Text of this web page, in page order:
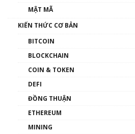
00:43:47
như thể nào?
00:39:31
Phổ cập Blockchain
MẬT MÃ
KIẾN THỨC CƠ BẢN
BITCOIN
BLOCKCHAIN
COIN & TOKEN
DEFI
ĐỒNG THUẬN
ETHEREUM
MINING